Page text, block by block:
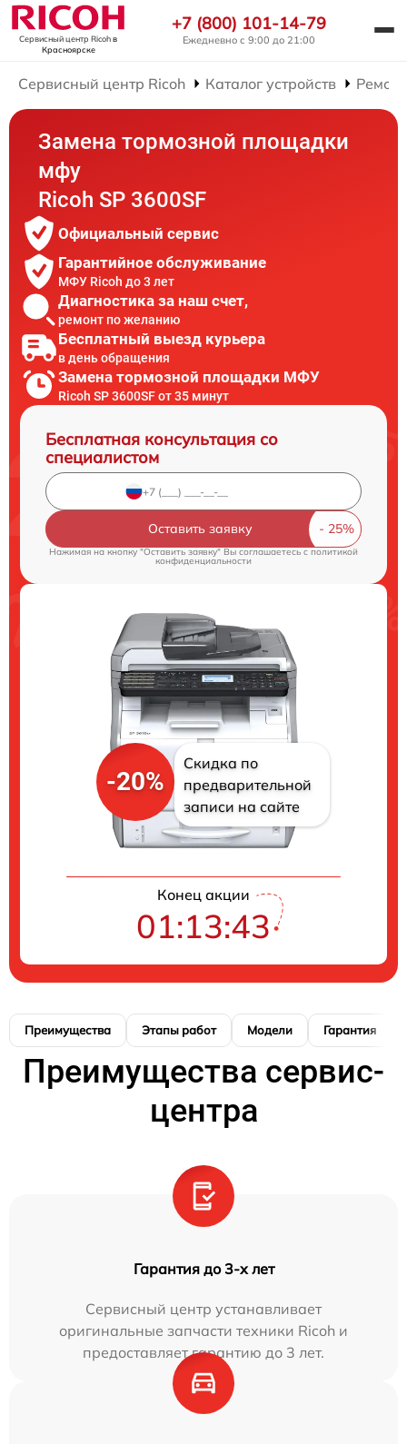
Сервисный центр Ricohв
Красноярске
+7 (800) 101-14-79
Ежедневно с 9:00 до 21:00
Сервисный центр Ricoh Каталог устройств
Замена тормозной площадки
мфу
Ricoh SP 3600SF
Официальный сервис
Гарантийное обслуживание
МФУ Ricoh до 3 лет
Диагностика за наш счет,
ремонт по желанию
Бесплатный выезд курьера
в день обращения
Замена тормозной площадки МФУ
Ricoh SP 3600SF от 35 минут
Бесплатная консультация со
специалистом
Оставить заявку
Нажимая на кнопку "Оставить заявку" Вы соглашаетесь c политикой
конфиденциальности
-20%
Скидка по
предварительной
записи на сайте
Конец акции
01:13:42
Преимущества Этапы работ Модели Гарантия
Преимущества сервис-
центра
Гарантия до 3-х лет
Сервисный центр устанавливает
оригинальные запчасти техники Ricoh и
предоставляет гарантию до 3 лет.